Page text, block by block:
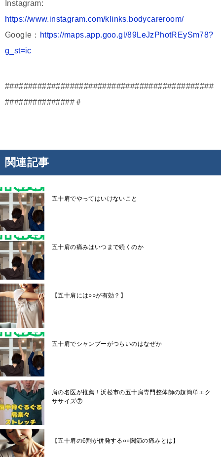
Instagram:
https://www.instagram.com/klinks.bodycareroom/
Google： https://maps.app.goo.gl/89LeJzPhotREySm78?
g_st=ic
#############################################
###############＃
関連記事
五十肩でやってはいけないこと
五十肩の痛みはいつまで続くのか
【五十肩には○○が有効？】
五十肩でシャンプーがつらいのはなぜか
肩の名医が推薦！浜松市の五十肩専門整体師の超簡単エク
ササイズ⑦
【五十肩の6割が併発する○○関節の痛みとは】